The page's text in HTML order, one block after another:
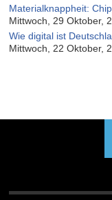
Materialknappheit:
Mittwoch, 29 Oktober,
Wie digital ist
Mittwoch, 22 Oktober,